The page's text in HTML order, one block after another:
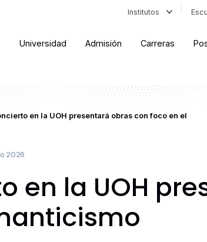
Institutos
Universidad Admisión Carreras
en la UOH presentará obras con foco en el
2026
en la UOH